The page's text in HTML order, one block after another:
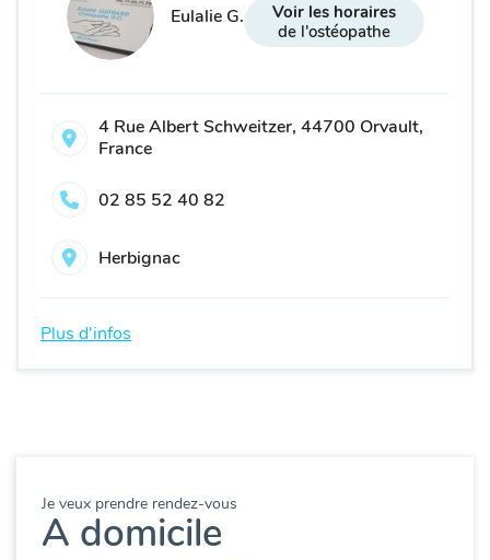
Eulalie G.
Voir les horaires
de l'ostéopathe
4 Rue Albert Schweitzer, 44700 Orvault,
France
02 85 52 40 82
Herbignac
Plus d'infos
Je veux prendre rendez-vous
A domicile